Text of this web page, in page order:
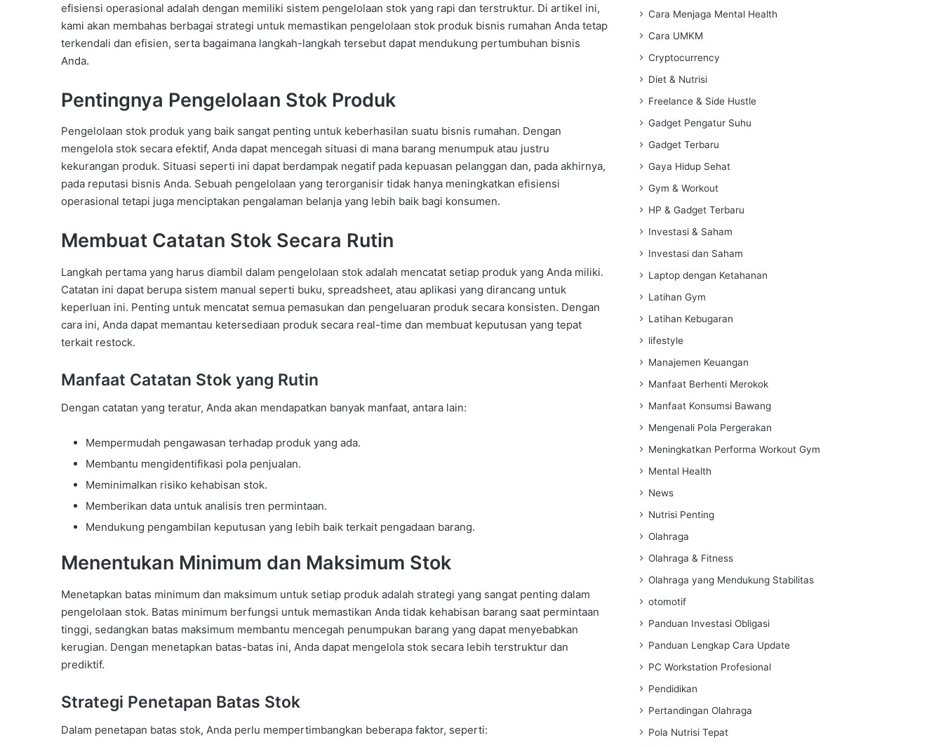
efisiensi operasional adalah dengan memiliki sistem pengelolaan stok yang rapi dan terstruktur. Di artikel ini,
kami akan membahas berbagai strategi untuk memastikan pengelolaan stok produk bisnis rumahan Anda tetap
terkendali dan efisien, serta bagaimana langkah-langkah tersebut dapat mendukung pertumbuhan bisnis
Anda.
Pentingnya Pengelolaan Stok Produk
Pengelolaan stok produk yang baik sangat penting untuk keberhasilan suatu bisnis rumahan. Dengan
mengelola stok secara efektif, Anda dapat mencegah situasi di mana barang menumpuk atau justru
kekurangan produk. Situasi seperti ini dapat berdampak negatif pada kepuasan pelanggan dan, pada akhirnya,
pada reputasi bisnis Anda. Sebuah pengelolaan yang terorganisir tidak hanya meningkatkan efisiensi
operasional tetapi juga menciptakan pengalaman belanja yang lebih baik bagi konsumen.
Membuat Catatan Stok Secara Rutin
Langkah pertama yang harus diambil dalam pengelolaan stok adalah mencatat setiap produk yang Anda miliki.
Catatan ini dapat berupa sistem manual seperti buku, spreadsheet, atau aplikasi yang dirancang untuk
keperluan ini. Penting untuk mencatat semua pemasukan dan pengeluaran produk secara konsisten. Dengan
cara ini, Anda dapat memantau ketersediaan produk secara real-time dan membuat keputusan yang tepat
terkait restock.
Manfaat Catatan Stok yang Rutin
Dengan catatan yang teratur, Anda akan mendapatkan banyak manfaat, antara lain:
Mempermudah pengawasan terhadap produk yang ada.
Membantu mengidentifikasi pola penjualan.
Meminimalkan risiko kehabisan stok.
Memberikan data untuk analisis tren permintaan.
Mendukung pengambilan keputusan yang lebih baik terkait pengadaan barang.
Menentukan Minimum dan Maksimum Stok
Menetapkan batas minimum dan maksimum untuk setiap produk adalah strategi yang sangat penting dalam
pengelolaan stok. Batas minimum berfungsi untuk memastikan Anda tidak kehabisan barang saat permintaan
tinggi, sedangkan batas maksimum membantu mencegah penumpukan barang yang dapat menyebabkan
kerugian. Dengan menetapkan batas-batas ini, Anda dapat mengelola stok secara lebih terstruktur dan
prediktif.
Strategi Penetapan Batas Stok
Dalam penetapan batas stok, Anda perlu mempertimbangkan beberapa faktor, seperti:
Cara Menjaga Mental Health
Cara UMKM
Cryptocurrency
Diet & Nutrisi
Freelance & Side Hustle
Gadget Pengatur Suhu
Gadget Terbaru
Gaya Hidup Sehat
Gym & Workout
HP & Gadget Terbaru
Investasi & Saham
Investasi dan Saham
Laptop dengan Ketahanan
Latihan Gym
Latihan Kebugaran
lifestyle
Manajemen Keuangan
Manfaat Berhenti Merokok
Manfaat Konsumsi Bawang
Mengenali Pola Pergerakan
Meningkatkan Performa Workout Gym
Mental Health
News
Nutrisi Penting
Olahraga
Olahraga & Fitness
Olahraga yang Mendukung Stabilitas
otomotif
Panduan Investasi Obligasi
Panduan Lengkap Cara Update
PC Workstation Profesional
Pendidikan
Pertandingan Olahraga
Pola Nutrisi Tepat